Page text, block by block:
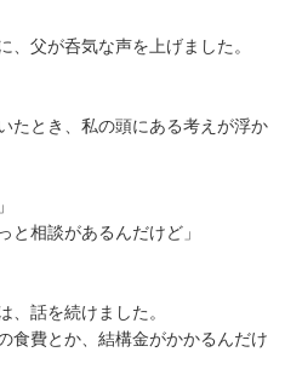
父が呑気な声を上げました。
たとき、私の頭にある考えが浮か
と相談があるんだけど」
、話を続けました。
食費とか、結構金がかかるんだけ